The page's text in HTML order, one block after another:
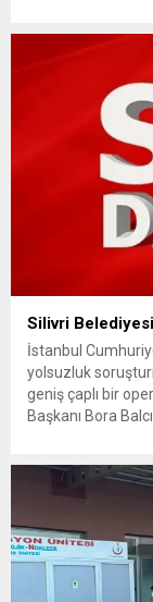
getiriyor. Hazine
Silivri
İstanbul
yolsuzluk
geniş çaplı bir
Başkanı Bora
inceleme ve